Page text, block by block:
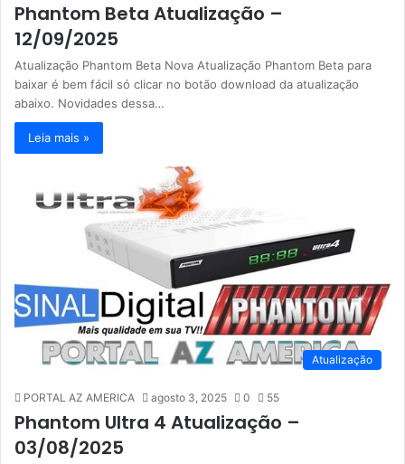
Phantom Beta Atualização –
12/09/2025
Atualização Phantom Beta Nova Atualização Phantom Beta para
baixar é bem fácil só clicar no botão download da atualização
abaixo. Novidades dessa…
Leia mais »
Atualização
PORTAL AZ AMERICA agosto 3, 2025 0 55
Phantom Ultra 4 Atualização –
03/08/2025